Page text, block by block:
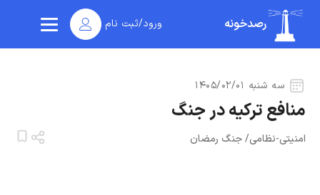
ورود/ثبت نام رصدخونه
سه شنبه ۱۴۰۵/۰۲/۰۱
منافع ترکیه در جنگ
امنیتی-نظامی/جنگ رمضان